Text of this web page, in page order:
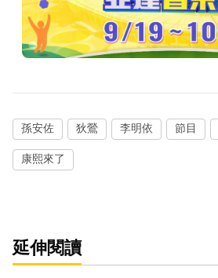
孫安佐 狄鶯 李明依 節目
康熙來了
延伸閱讀